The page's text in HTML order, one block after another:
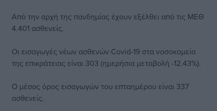
Από την αρχή της πανδημίας έχουν εξέλθει από τις ΜΕΘ
4.401 ασθενείς.
Οι εισαγωγές νέων ασθενών Covid-19 στα νοσοκομεία
της επικράτειας είναι 303 (ημερήσια μεταβολή -12.43%).
Ο μέσος όρος εισαγωγών του επταημέρου είναι 337
ασθενείς.